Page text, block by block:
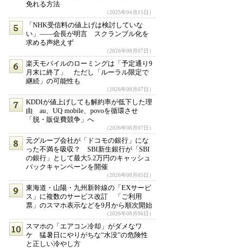
免れる方法
（2025年04月15日）
「NHK受信料の値上げは検討していな
い」――会長が明言 スクランブル化を
求める声絶えず
（2026年08月07日）
楽天モバイルのローミングは「予定通り9
月末に終了」 ただし「ルーラル限定で
継続」の可能性も
（2026年08月07日）
KDDIが値上げしても解約率が低下した理
由 au、UQ mobile、povoを循環させ
「脱・販促費競争」へ
（2026年08月07日）
元グループ会社が「ドコモの銀行」にな
った不満を吸収？ SBI新生銀行が「SBI
の銀行」として最大5.2万円のキャッシュ
バックキャンペーンを開催
（2026年08月05日）
東海道・山陽・九州新幹線の「EXサービ
ス」に複数のサービス改訂 「ご利用
票」のスマホ表示などを9月から順次開始
（2026年08月06日）
スマホの「エアコン冷却」がダメなワ
ケ 猛暑日にやりがちな“水没”の危険性
と正しい冷やし方